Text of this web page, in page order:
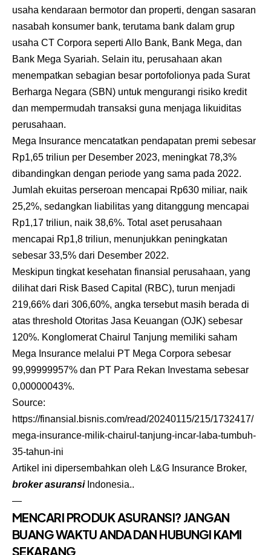
usaha kendaraan bermotor dan properti, dengan sasaran
nasabah konsumer bank, terutama bank dalam grup
usaha CT Corpora seperti Allo Bank, Bank Mega, dan
Bank Mega Syariah. Selain itu, perusahaan akan
menempatkan sebagian besar portofolionya pada Surat
Berharga Negara (SBN) untuk mengurangi risiko kredit
dan mempermudah transaksi guna menjaga likuiditas
perusahaan.
Mega Insurance mencatatkan pendapatan premi sebesar
Rp1,65 triliun per Desember 2023, meningkat 78,3%
dibandingkan dengan periode yang sama pada 2022.
Jumlah ekuitas perseroan mencapai Rp630 miliar, naik
25,2%, sedangkan liabilitas yang ditanggung mencapai
Rp1,17 triliun, naik 38,6%. Total aset perusahaan
mencapai Rp1,8 triliun, menunjukkan peningkatan
sebesar 33,5% dari Desember 2022.
Meskipun tingkat kesehatan finansial perusahaan, yang
dilihat dari Risk Based Capital (RBC), turun menjadi
219,66% dari 306,60%, angka tersebut masih berada di
atas threshold Otoritas Jasa Keuangan (OJK) sebesar
120%. Konglomerat Chairul Tanjung memiliki saham
Mega Insurance melalui PT Mega Corpora sebesar
99,99999957% dan PT Para Rekan Investama sebesar
0,00000043%.
Source:
https://finansial.bisnis.com/read/20240115/215/1732417/
mega-insurance-milik-chairul-tanjung-incar-laba-tumbuh-
35-tahun-ini
Artikel ini dipersembahkan oleh L&G Insurance Broker,
broker asuransiIndonesia..
—
MENCARI PRODUK ASURANSI? JANGAN
BUANG WAKTU ANDA DAN HUBUNGI KAMI
SEKARANG